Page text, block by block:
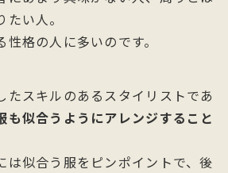
い人。
格の人に多いのです。
たスキルのあるスタイリストであ
も似合うようにアレンジすること
は似合う服をピンポイントで、後